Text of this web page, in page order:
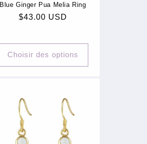
Blue Ginger Pua Melia Ring
Prix
$43.00 USD
Choisir des options